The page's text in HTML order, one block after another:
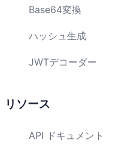
Base64変換
ハッシュ生成
JWTデコーダー
リソース
API ドキュメント